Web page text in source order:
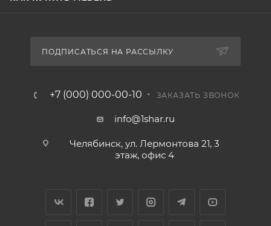
ПОДПИСАТЬСЯ НА РАССЫЛКУ
+7 (000) 000-00-10 ЗАКАЗАТЬ ЗВОНОК
info@1shar.ru
Челябинск, ул. Лермонтова 21, 3
этаж, офис 4